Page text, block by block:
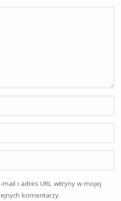
i adres URL witryny w mojej
komentarzy.